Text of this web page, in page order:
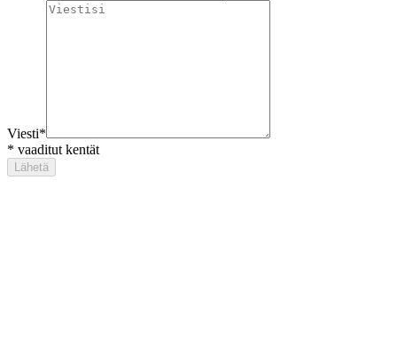
Viesti*
* vaaditut kentät